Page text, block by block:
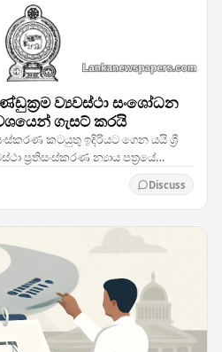
ව්‍යවස්ථා සංශෝධන
ගැසට් කරයි
කටයුතු ඉදිරියට ගෙන යයි ශ්‍රී
ප්‍රතිසංස්කරණ න්‍යාය පත්‍රයේ
Discuss